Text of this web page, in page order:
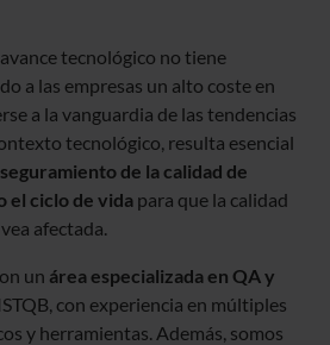
tecnológico no tiene
a las empresas un alto coste en
a la vanguardia de las tendencias
tecnológico, resulta esencial
de la calidad de
el ciclo de vida para que la calidad
afectada.
un área especializada en QA y
con experiencia en múltiples
y herramientas. Además, somos